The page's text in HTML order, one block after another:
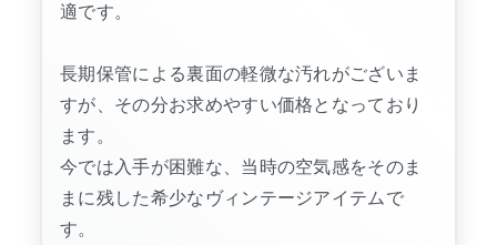
適です。
長期保管による裏面の軽微な汚れがございま
すが、その分お求めやすい価格となっており
ます。
今では入手が困難な、当時の空気感をそのま
まに残した希少なヴィンテージアイテムで
す。